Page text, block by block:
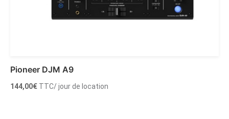
Pioneer DJM A9
144,00€ TTC/ jour de location